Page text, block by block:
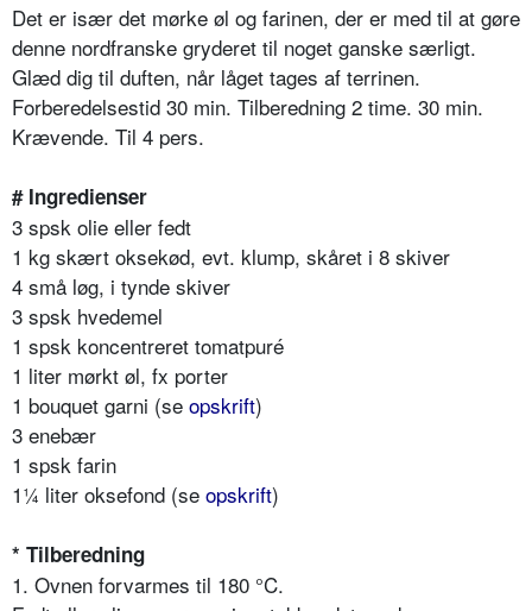
Det er især det mørke øl og farinen, der er med til at gøre
denne nordfranske gryderet til noget ganske særligt.
Glæd dig til duften, når låget tages af terrinen.
Forberedelsestid 30 min. Tilberedning 2 time. 30 min.
Krævende. Til 4 pers.
# Ingredienser
3 spsk olie eller fedt
1 kg skært oksekød, evt. klump, skåret i 8 skiver
4 små løg, i tynde skiver
3 spsk hvedemel
1 spsk koncentreret tomatpuré
1 liter mørkt øl, fx porter
1 bouquet garni (se opskrift)
3 enebær
1 spsk farin
1¼ liter oksefond (se opskrift)
* Tilberedning
1. Ovnen forvarmes til 180 °C.